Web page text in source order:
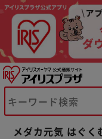
メダカ元気 はぐ
※ご確認くだ